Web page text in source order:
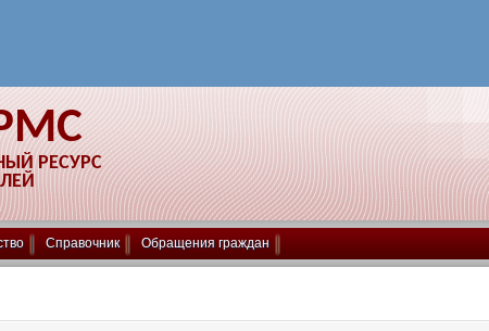
РЕСУРС
Справочник Обращения граждан